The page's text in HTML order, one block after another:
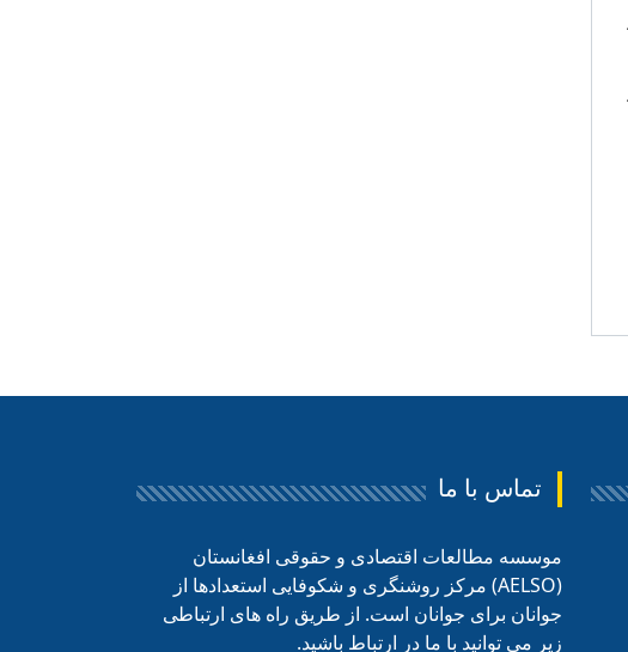
تماس با ما
موسسه مطالعات اقتصادی و حقوقی افغانستان
(AELSO) مرکز روشنگری و شکوفایی استعدادها از
جوانان برای جوانان است. از طریق راه های ارتباطی
زیر می توانید با ما در ارتباط باشید.